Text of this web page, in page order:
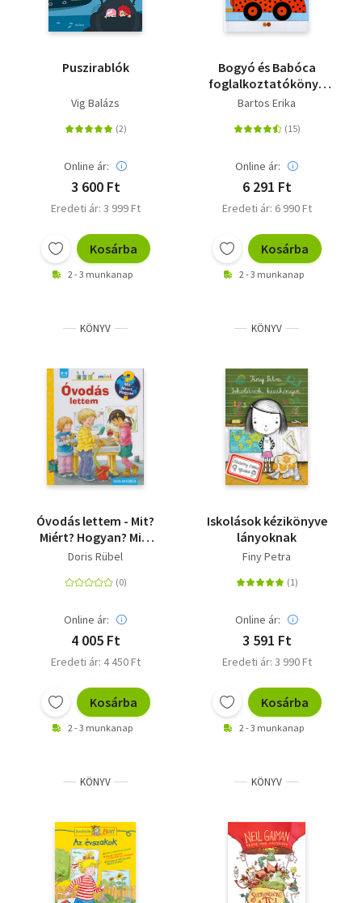
Puszirablók
Vig Balázs
Online ár:
3 600 Ft
Eredeti ár: 3 999 Ft
Kosárba
2 - 3 munkanap
Bogyó és Babóca
foglalkoztatókönyv
12 új mesével
Bartos Erika
Online ár:
6 291 Ft
Eredeti ár: 6 990 Ft
Kosárba
2 - 3 munkanap
KÖNYV
Óvodás lettem - Mit?
Miért? Hogyan? Mini
30.
Doris Rübel
Online ár:
4 005 Ft
Eredeti ár: 4 450 Ft
Kosárba
2 - 3 munkanap
KÖNYV
Iskolások kézikönyve
lányoknak
Finy Petra
Online ár:
3 591 Ft
Eredeti ár: 3 990 Ft
Kosárba
2 - 3 munkanap
KÖNYV KÖNYV